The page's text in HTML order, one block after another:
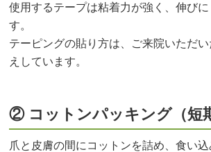
使用するテープは粘着力が強く、伸び
す。
テーピングの貼り方は、ご来院いただ
えしています。
② コットンパッキング（短
爪と皮膚の間にコットンを詰め、食い